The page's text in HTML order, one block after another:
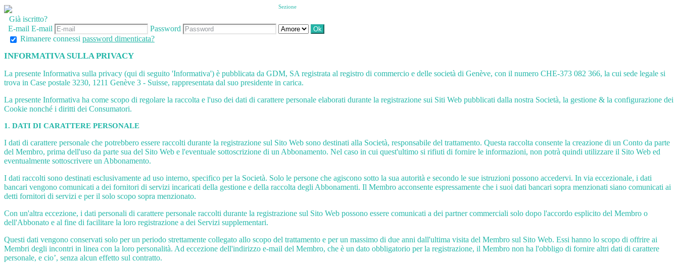
Già iscritto?
E-mail E-mail Password
Sezione
Rimanere connessi password dimenticata?
INFORMATIVA SULLA PRIVACY
La presente Informativa sulla privacy (qui di seguito 'Informativa') è pubblicata da GDM, SA registrata al registro di commercio e delle società di Genève, con il numero CHE-373 082 366, la cui sede legale si
trova in Case postale 3230, 1211 Genève 3 - Suisse, rappresentata dal suo presidente in carica.
La presente Informativa ha come scopo di regolare la raccolta e l'uso dei dati di carattere personale elaborati durante la registrazione sui Siti Web pubblicati dalla nostra Società, la gestione & la configurazione dei
Cookie nonché i diritti dei Consumatori.
1. DATI DI CARATTERE PERSONALE
I dati di carattere personale che potrebbero essere raccolti durante la registrazione sul Sito Web sono destinati alla Società, responsabile del trattamento. Questa raccolta consente la creazione di un Conto da parte
del Membro, prima dell'uso da parte sua del Sito Web e l'eventuale sottoscrizione di un Abbonamento. Nel caso in cui quest'ultimo si rifiuti di fornire le informazioni, non potrà quindi utilizzare il Sito Web ed
eventualmente sottoscrivere un Abbonamento.
I dati raccolti sono destinati esclusivamente ad uso interno, specifico per la Società. Solo le persone che agiscono sotto la sua autorità e secondo le sue istruzioni possono accedervi. In via eccezionale, i dati
bancari vengono comunicati a dei fornitori di servizi incaricati della gestione e della raccolta degli Abbonamenti. Il Membro acconsente espressamente che i suoi dati bancari sopra menzionati siano comunicati ai
detti fornitori di servizi e per il solo scopo sopra menzionato.
Con un'altra eccezione, i dati personali di carattere personale raccolti durante la registrazione sul Sito Web possono essere comunicati a dei partner commerciali solo dopo l'accordo esplicito del Membro o
dell'Abbonato e al fine di facilitare la loro registrazione a dei Servizi supplementari.
Questi dati vengono conservati solo per un periodo strettamente collegato allo scopo del trattamento e per un massimo di due anni dall'ultima visita del Membro sul Sito Web. Essi hanno lo scopo di offrire ai
Membri degli incontri in linea con la loro personalità. Ad eccezione dell'indirizzo e-mail del Membro, che è un dato obbligatorio per la registrazione, il Membro non ha l'obbligo di fornire altri dati di carattere
personale, e cio’, senza alcun effetto sul contratto.